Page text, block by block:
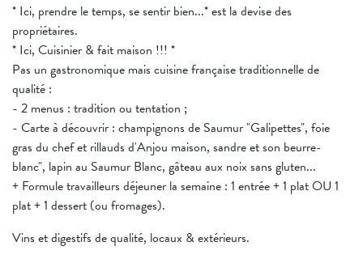
* Ici, prendre le temps, se sentir bien...* est la devise des
propriétaires.
* Ici, Cuisinier & fait maison !!! *
Pas un gastronomique mais cuisine française traditionnelle de
qualité :
- 2 menus : tradition ou tentation ;
- Carte à découvrir : champignons de Saumur "Galipettes", foie
gras du chef et rillauds d'Anjou maison, sandre et son beurre-
blanc", lapin au Saumur Blanc, gâteau aux noix sans gluten...
+ Formule travailleurs déjeuner la semaine : 1 entrée + 1 plat OU 1
plat + 1 dessert (ou fromages).
Vins et digestifs de qualité, locaux & extérieurs.